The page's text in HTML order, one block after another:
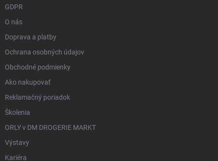
GDPR
O nás
Doprava a platby
Ochrana osobných údajov
Obchodné podmienky
Ako nakupovať
Reklamačný poriadok
Školenia
ORLY v DM DROGERIE MARKT
Výstavy
Kariéra